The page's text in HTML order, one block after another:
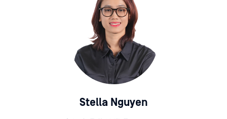
Stella Nguyen